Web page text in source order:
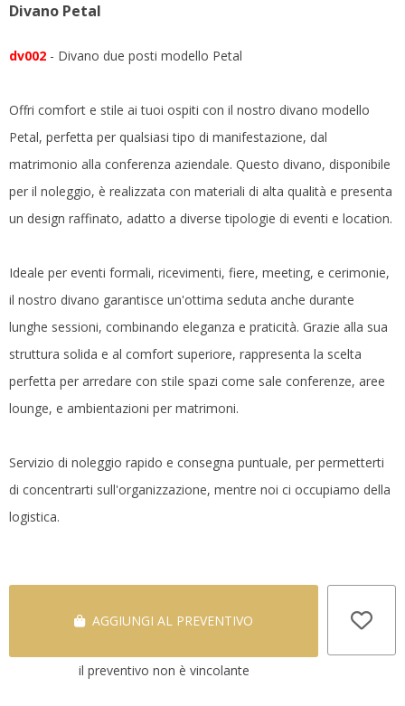
Divano Petal
dv002 - Divano due posti modello Petal
Offri comfort e stile ai tuoi ospiti con il nostro divano modello
Petal, perfetta per qualsiasi tipo di manifestazione, dal
matrimonio alla conferenza aziendale. Questo divano, disponibile
per il noleggio, è realizzata con materiali di alta qualità e presenta
un design raffinato, adatto a diverse tipologie di eventi e location.
Ideale per eventi formali, ricevimenti, fiere, meeting, e cerimonie,
il nostro divano garantisce un'ottima seduta anche durante
lunghe sessioni, combinando eleganza e praticità. Grazie alla sua
struttura solida e al comfort superiore, rappresenta la scelta
perfetta per arredare con stile spazi come sale conferenze, aree
lounge, e ambientazioni per matrimoni.
Servizio di noleggio rapido e consegna puntuale, per permetterti
di concentrarti sull'organizzazione, mentre noi ci occupiamo della
logistica.
AGGIUNGI AL PREVENTIVO
il preventivo non è vincolante